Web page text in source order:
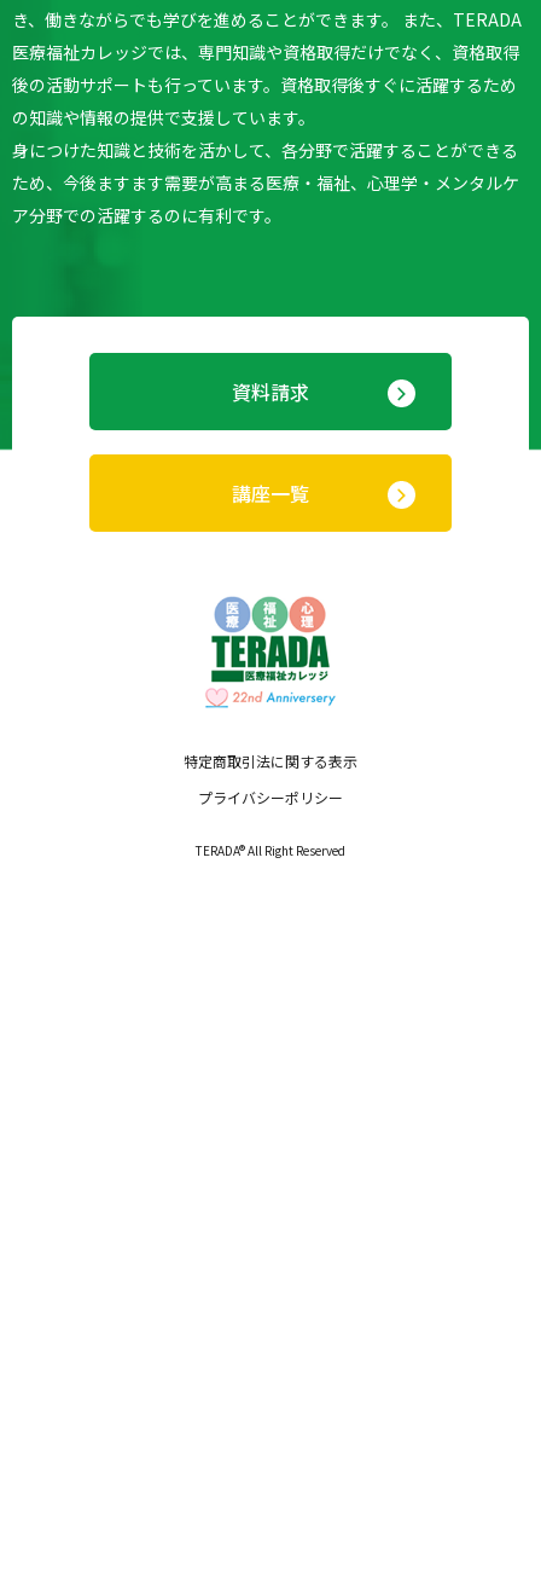
き、働きながらでも学びを進めることができます。
また、TERADA
医療福祉カレッジでは、専門知識や資格取得だけでなく、資格取得
後の活動サポートも行っています。 資格取得後すぐに活躍するため
の知識や情報の提供で支援しています。
身につけた知識と技術を活かして、各分野で活躍することができる
ため、今後ますます需要が高まる医療・福祉、心理学・メンタルケ
ア分野での活躍するのに有利です。
資料請求
講座一覧
特定商取引法に関する表示
プライバシーポリシー
TERADA® All Right Reserved